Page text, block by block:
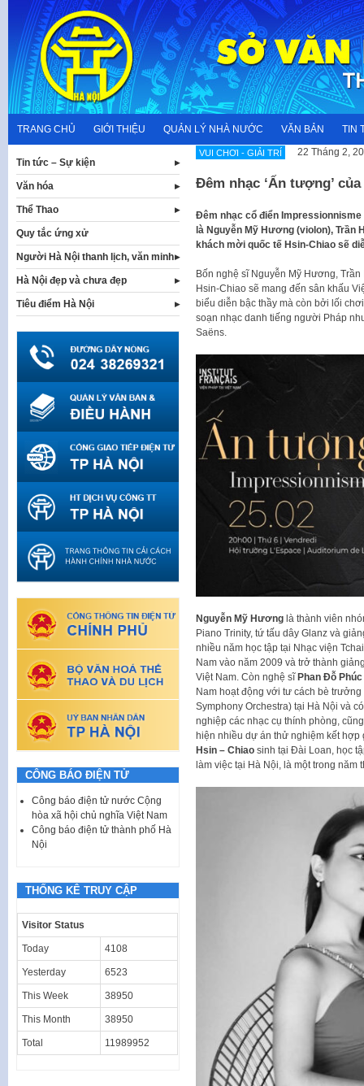
content
TRANG CHỦ GIỚI THIỆU QUẢN LÝ NHÀ NƯỚC VĂN BẢN TIN
VUI CHƠI - GIẢI TRÍ 22 Tháng 2,
Đêm nhạc ‘Ấn tượng’
Đêm nhạc cổ điển
là Nguyễn Mỹ Hương (violon), Trần
khách mời quốc tế Hsin-Chiao sẽ
Bốn nghệ sĩ Nguyễn Mỹ Hương,
Hsin-Chiao sẽ mang đến sân khấu
biểu diễn bậc thầy mà còn bởi lối
soạn nhạc danh tiếng người Pháp
Saëns.
Nguyễn Mỹ Hươnglà thành viên
Piano Trinity, tứ tấu dây Glanz và
nhiều năm học tập tại Nhạc viện
Nam vào năm 2009 và trở thành
Việt Nam. Còn nghệ sĩ Phan Đỗ Phúc
Nam hoạt động với tư cách bè
Symphony Orchestra) tại Hà Nội và
nghiệp các nhạc cụ thính phòng,
hiện nhiều dự án thử nghiệm kết
Hsin – Chiaosinh tại Đài Loan, học
làm việc tại Hà Nội, là một trong
Tin tức – Sự kiện
Văn hóa
Thể Thao
Quy tắc ứng xử
Người Hà Nội thanh lịch, văn minh
Hà Nội đẹp và chưa đẹp
Tiêu điểm Hà Nội
CÔNG BÁO ĐIỆN TỬ
Công báo điện tử nước Cộng
hòa xã hội chủ nghĩa Việt Nam
Công báo điện tử thành phố Hà
Nội
THỐNG KÊ TRUY CẬP
Visitor Status
Today 4108
Yesterday 6523
This Week 38950
This Month 38950
Total 11989952